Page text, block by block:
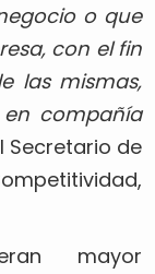
o que
con el fin
las mismas,
compañía
Secretario de
mayor